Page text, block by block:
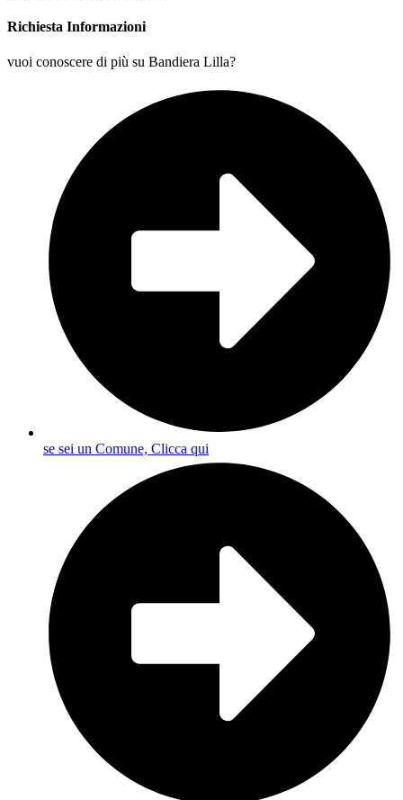
Richiesta Informazioni
vuoi conoscere di più su Bandiera Lilla?
se sei un Comune, Clicca qui